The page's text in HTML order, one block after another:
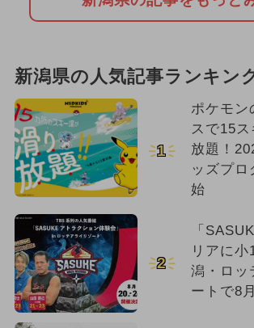
新潟県の人気記事ランキン
1
ポケモン
スで15ス
放題！
ッズプロ
始
2
「
リアに小
潟・ロッ
ートで8